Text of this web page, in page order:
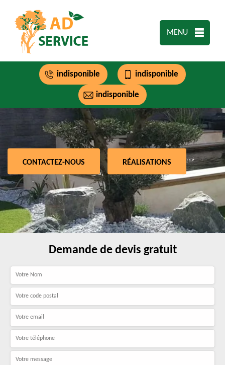
MENU
indisponible indisponible
indisponible
CONTACTEZ-NOUS RÉALISATIONS
Demande de devis gratuit